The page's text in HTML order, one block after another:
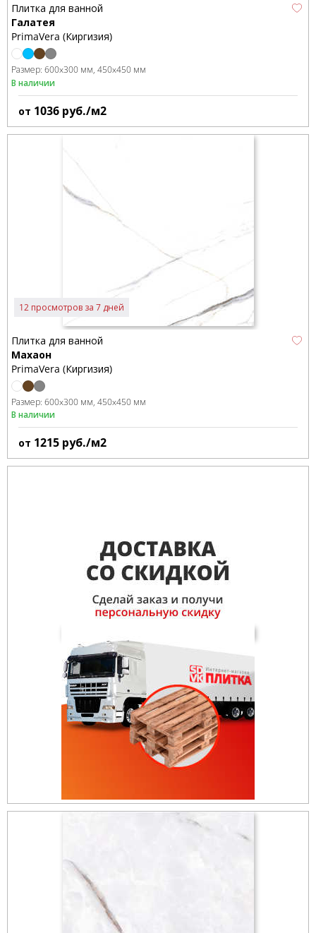
Плитка для ванной
Галатея
PrimaVera (Киргизия)
Размер: 600x300 мм 450x450 мм
В наличии
от 1036 руб./м2
12 просмотров за 7 дней
Плитка для ванной
Махаон
PrimaVera (Киргизия)
Размер: 600x300 мм 450x450 мм
В наличии
от 1215 руб./м2